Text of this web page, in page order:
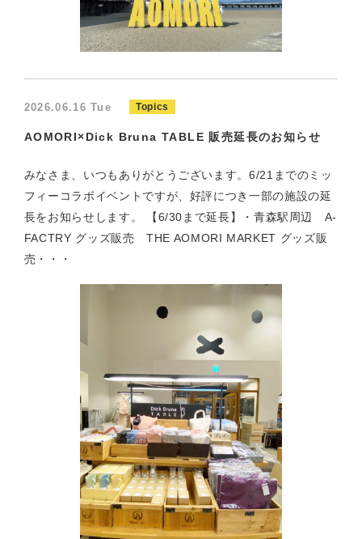
2026.06.16 Tue Topics
AOMORI×Dick Bruna TABLE 販売延長のお知らせ
みなさま、いつもありがとうございます。6/21までのミッ
フィーコラボイベントですが、好評につき一部の施設の延
長をお知らせします。 【6/30まで延長】・青森駅周辺 A-
FACTRY グッズ販売 THE AOMORI MARKET グッズ販
売・・・